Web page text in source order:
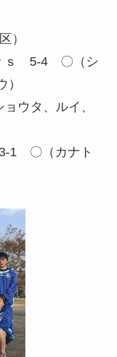
）
5-4 〇（シ
ウタ、ルイ、
1 〇（カナト